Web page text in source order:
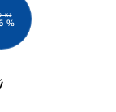
Kč
%